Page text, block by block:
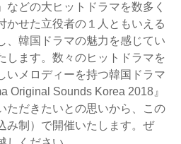
などの大ヒットドラマを数多く
かせた立役者の１人ともいえる
、韓国ドラマの魅力を感じてい
します。数々のヒットドラマを
いメロディーを持つ韓国ドラマ
Original Sounds Korea 2018』
ただきたいとの思いから、この
み制）で開催いたします。ぜ